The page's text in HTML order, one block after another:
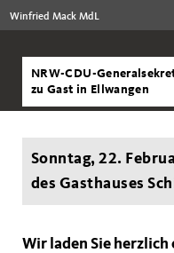
Winfried Mack MdL
NRW-CDU-
zu Gast in Ellwangen
Sonntag, 22.
des Gasthauses
Wir laden Sie